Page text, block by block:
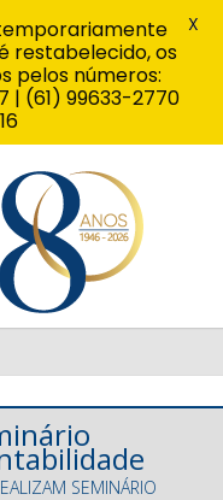
SEMINÁRIO
restabelecido, os
pelos números:
| (61) 99633-2770
X